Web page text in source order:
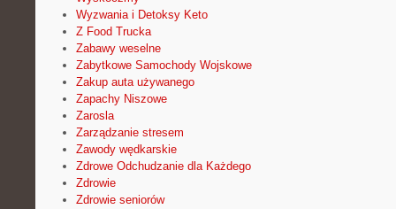
Wyzwania i Detoksy Keto
Z Food Trucka
Zabawy weselne
Zabytkowe Samochody Wojskowe
Zakup auta używanego
Zapachy Niszowe
Zarosla
Zarządzanie stresem
Zawody wędkarskie
Zdrowe Odchudzanie dla Każdego
Zdrowie
Zdrowie seniorów